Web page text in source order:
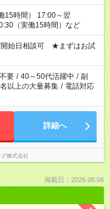
時間） 17:00～翌
（実働15時間）など
開始日相談可 ★まずはお試
要 / 40～50代活躍中 / 副
以上の大量募集 / 電話対応
詳細へ
株式会社
掲載日：2026.08.06